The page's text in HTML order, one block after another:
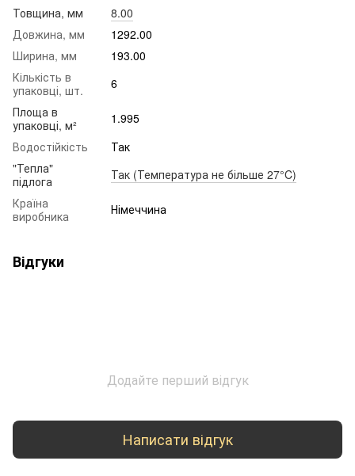
Товщина, мм
8.00
Довжина, мм
1292.00
Ширина, мм
193.00
Кількість в
упаковці, шт.
6
Площа в
упаковці, м²
1.995
Водостійкість
Так
"Тепла"
підлога
Так (Температура не більше 27°C)
Країна
виробника
Німеччина
Відгуки
Додайте перший відгук
Написати відгук